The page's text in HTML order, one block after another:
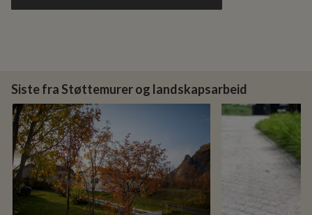
Siste fra Støttemurer og landskapsarbeid